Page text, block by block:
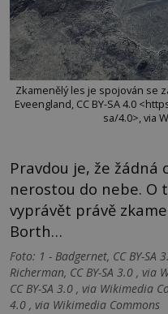
Zkamenělý les je spojován se
Eveengland, CC BY-SA 4.0
sa/4.0>, via
Pravdou je, že žádná
nerostou do nebe. O
vyprávět právě
Borth…
Foto: 1 - Badgernet, CC BY-SA
Richerman, CC BY-SA 3.0 , via
CC BY-SA 3.0 , via Wikimedia
4.0 , via Wikimedia Commons